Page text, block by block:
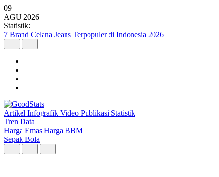
09
AGU 2026
Statistik:
Wilayah dengan Pertumbuhan Ekonomi Tertinggi Triwulan II 2026
Artikel Infografik Video Publikasi Statistik
Tren Data
Harga Emas Harga BBM
Sepak Bola